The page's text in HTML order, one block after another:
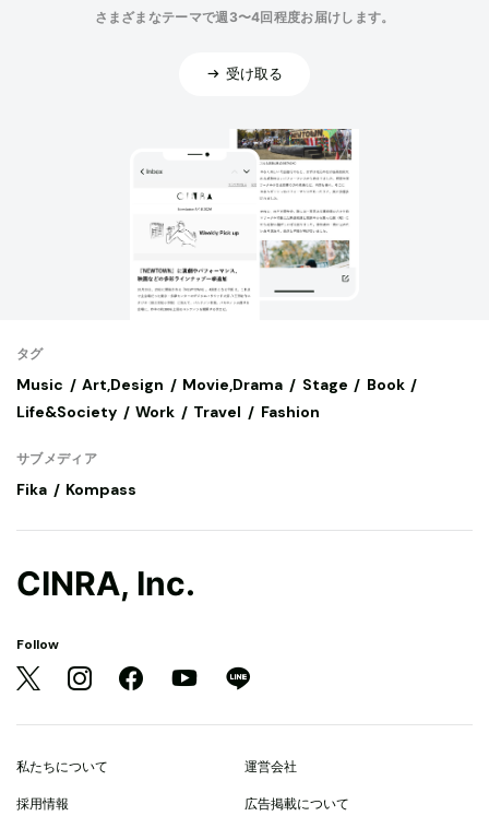
さまざまなテーマで週3〜4回程度お届けします。
受け取る
タグ
Music Art,Design Movie,Drama Stage
Book
Life&Society
Work Travel Fashion
サブメディア
Fika Kompass
CINRA, Inc.
Follow
私たちについて 運営会社
採用情報 広告掲載について